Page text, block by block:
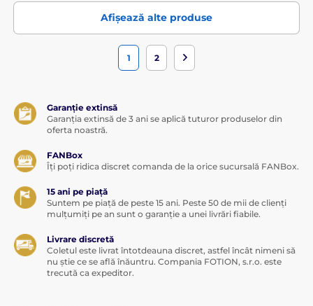
Afișează alte produse
1 2
Garanție extinsă
Garanția extinsă de 3 ani se aplică tuturor produselor din
oferta noastră.
FANBox
Îți poți ridica discret comanda de la orice sucursală FANBox.
15 ani pe piață
Suntem pe piață de peste 15 ani. Peste 50 de mii de clienți
mulțumiți pe an sunt o garanție a unei livrări fiabile.
Livrare discretă
Coletul este livrat întotdeauna discret, astfel încât nimeni să
nu știe ce se află înăuntru. Compania FOTION, s.r.o. este
trecută ca expeditor.